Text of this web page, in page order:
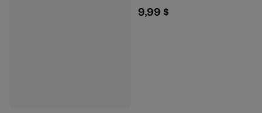
$9.99
9,99 $